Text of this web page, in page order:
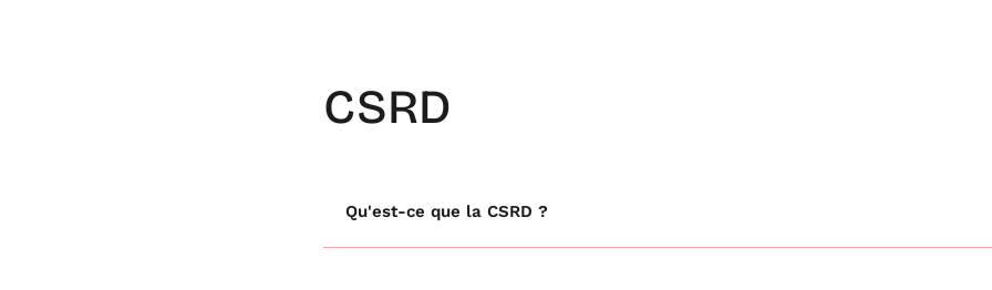
CSRD
Qu'est-ce que la CSRD ?